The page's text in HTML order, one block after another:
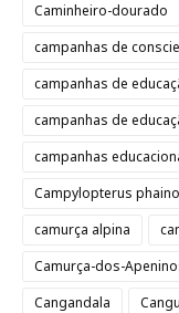
Caminheiro-dourado
campanhas de
campanhas de
campanhas de
campanhas
Campylopterus
camurça alpina
Camurça-dos-
Cangandala